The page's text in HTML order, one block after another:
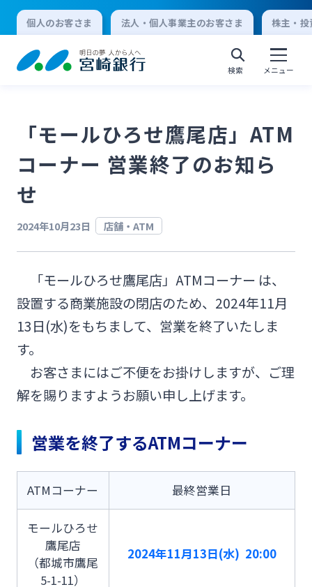
個人のお客さま 法人・個人事業主のお客さま 株主・
検索 メニュー
個人向けインターネットバンキング
法人向けインターネットバンキング
ログオン
みやぎんMikatanoシリーズ
ログオン
English
「モールひろせ鷹尾店」ATM
コーナー 営業終了のお知ら
せ
2024年10月23日 店舗・ATM
「モールひろせ鷹尾店」ATMコーナー は、
設置する商業施設の閉店のため、2024年11月
13日(水)をもちまして、営業を終了いたしま
す。
お客さまにはご不便をお掛けしますが、ご理
解を賜りますようお願い申し上げます。
営業を終了するATMコーナー
ATMコーナー 最終営業日
モールひろせ
鷹尾店
（都城市鷹尾
5-1-11）
2024年11月13日(水) 20:00